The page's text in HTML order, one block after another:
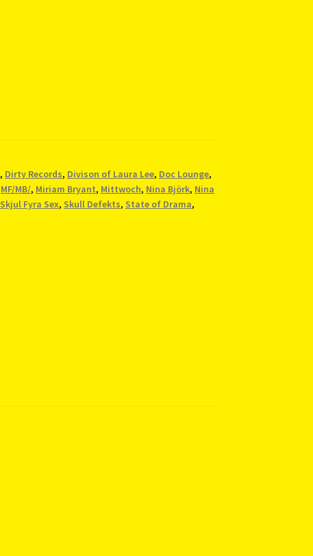
, Dirty Records, Divison of Laura Lee, Doc Lounge,
MF/MB/, Miriam Bryant, Mittwoch, Nina Björk, Nina
Skjul Fyra Sex, Skull Defekts, State of Drama,